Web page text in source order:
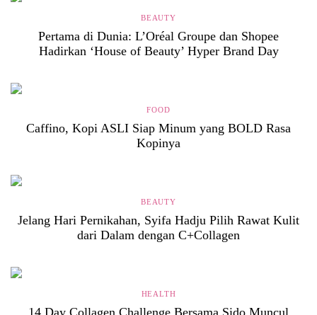
BEAUTY
Pertama di Dunia: L’Oréal Groupe dan Shopee
Hadirkan ‘House of Beauty’ Hyper Brand Day
FOOD
Caffino, Kopi ASLI Siap Minum yang BOLD Rasa
Kopinya
BEAUTY
Jelang Hari Pernikahan, Syifa Hadju Pilih Rawat Kulit
dari Dalam dengan C+Collagen
HEALTH
14 Day Collagen Challenge Bersama Sido Muncul